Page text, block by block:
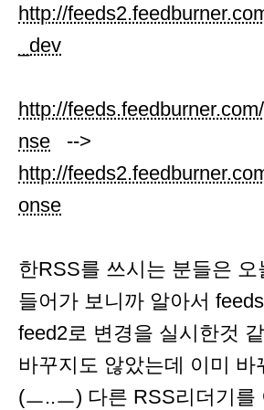
http://
_dev
http://
nse -->
http://
onse
한RSS를 쓰시는 분들은 오
들어가 보니까 알아서
feed2로 변경을 실시한것
바꾸지도 않았는데 이미 바
(ㅡ..ㅡ) 다른 RSS리더기를